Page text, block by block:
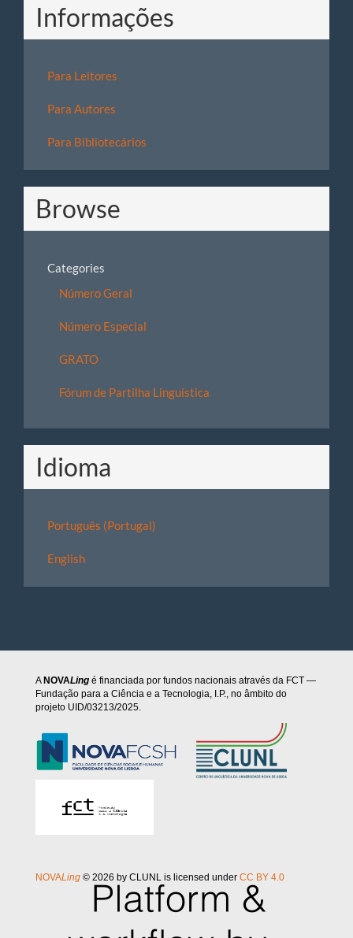
Informações
Para Leitores
Para Autores
Para Bibliotecários
Browse
Categories
Número Geral
Número Especial
GRATO
Fórum de Partilha Linguística
Idioma
Português (Portugal)
English
A NOVALing é financiada por fundos nacionais através da FCT —
Fundação para a Ciência e a Tecnologia, I.P., no âmbito do
projeto UID/03213/2025.
NOVALing © 2026 by CLUNL is licensed under CC BY 4.0